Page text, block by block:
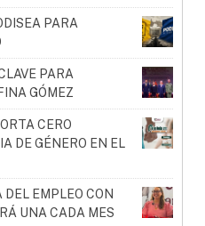
PARA
PARA
GÓMEZ
CERO
DE GÉNERO EN EL
EMPLEO CON
UNA CADA MES